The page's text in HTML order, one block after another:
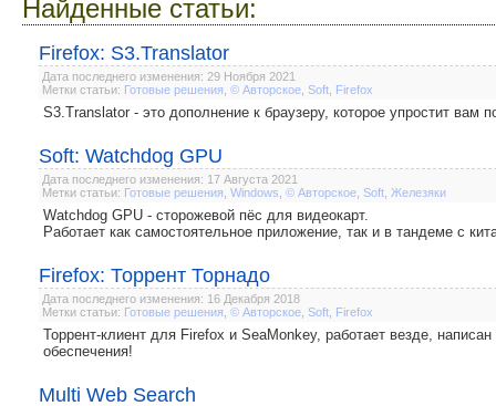
Найденные статьи:
Firefox: S3.Translator
Дата последнего изменения: 29 Ноября 2021
Метки статьи: Готовые решения © Авторское Soft Firefox
S3.Translator - это дополнение к браузеру, которое упростит вам
Soft: Watchdog GPU
Дата последнего изменения: 17 Августа 2021
Метки статьи: Готовые решения Windows © Авторское Soft Железяки
Watchdog GPU - сторожевой пёс для видеокарт.
Работает как самостоятельное приложение, так и в тандеме с
Firefox: Торрент Торнадо
Дата последнего изменения: 16 Декабря 2018
Метки статьи: Готовые решения © Авторское Soft Firefox
Торрент-клиент для Firefox и SeaMonkey, работает везде,
обеспечения!
Multi Web Search